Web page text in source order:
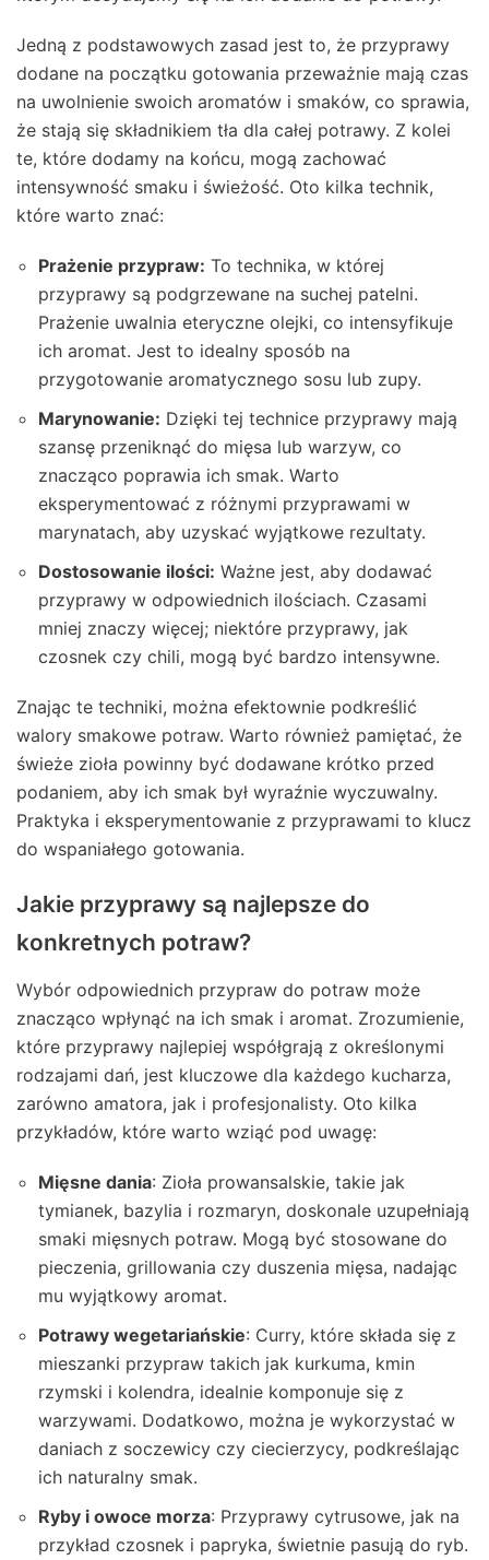
Jedną z podstawowych zasad jest to, że przyprawy
dodane na początku gotowania przeważnie mają czas
na uwolnienie swoich aromatów i smaków, co sprawia,
że stają się składnikiem tła dla całej potrawy. Z kolei
te, które dodamy na końcu, mogą zachować
intensywność smaku i świeżość. Oto kilka technik,
które warto znać:
Prażenie przypraw: To technika, w której
przyprawy są podgrzewane na suchej patelni.
Prażenie uwalnia eteryczne olejki, co intensyfikuje
ich aromat. Jest to idealny sposób na
przygotowanie aromatycznego sosu lub zupy.
Marynowanie: Dzięki tej technice przyprawy mają
szansę przeniknąć do mięsa lub warzyw, co
znacząco poprawia ich smak. Warto
eksperymentować z różnymi przyprawami w
marynatach, aby uzyskać wyjątkowe rezultaty.
Dostosowanie ilości: Ważne jest, aby dodawać
przyprawy w odpowiednich ilościach. Czasami
mniej znaczy więcej; niektóre przyprawy, jak
czosnek czy chili, mogą być bardzo intensywne.
Znając te techniki, można efektownie podkreślić
walory smakowe potraw. Warto również pamiętać, że
świeże zioła powinny być dodawane krótko przed
podaniem, aby ich smak był wyraźnie wyczuwalny.
Praktyka i eksperymentowanie z przyprawami to klucz
do wspaniałego gotowania.
Jakie przyprawy są najlepsze do
konkretnych potraw?
Wybór odpowiednich przypraw do potraw może
znacząco wpłynąć na ich smak i aromat. Zrozumienie,
które przyprawy najlepiej współgrają z określonymi
rodzajami dań, jest kluczowe dla każdego kucharza,
zarówno amatora, jak i profesjonalisty. Oto kilka
przykładów, które warto wziąć pod uwagę:
Mięsne dania: Zioła prowansalskie, takie jak
tymianek, bazylia i rozmaryn, doskonale uzupełniają
smaki mięsnych potraw. Mogą być stosowane do
pieczenia, grillowania czy duszenia mięsa, nadając
mu wyjątkowy aromat.
Potrawy wegetariańskie: Curry, które składa się z
mieszanki przypraw takich jak kurkuma, kmin
rzymski i kolendra, idealnie komponuje się z
warzywami. Dodatkowo, można je wykorzystać w
daniach z soczewicy czy ciecierzycy, podkreślając
ich naturalny smak.
Ryby i owoce morza: Przyprawy cytrusowe, jak na
przykład czosnek i papryka, świetnie pasują do ryb.